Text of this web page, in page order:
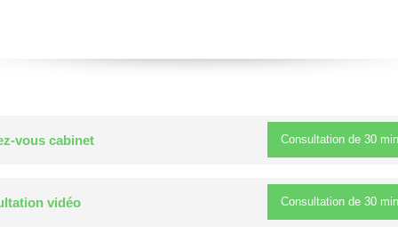
vous cabinet Consultation de 30 min
vidéo Consultation de 30 min